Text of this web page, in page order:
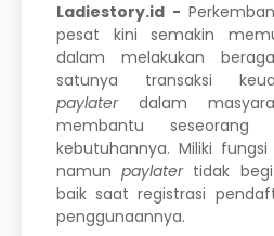
Ladiestory.id -
pesat kini semakin
dalam melakukan
satunya transaksi
paylaterdalam
membantu seseorang
kebutuhannya. Miliki
namunpaylatertidak
baik saat registrasi
penggunaannya.